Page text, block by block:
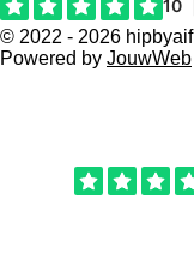
p
p
© 2022 - 2026 hipbyaif
Powered by JouwWeb